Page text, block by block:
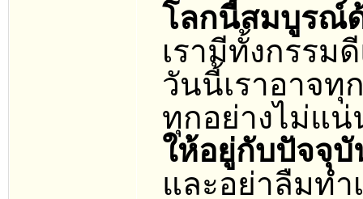
โลกนี้สมบูรณ์
เรามีทั้งกรรม
วันนี้เราอาจทุ
ทุกอย่างไม่แ
ให้อยู่กับปัจจุบั
และอย่าลืมท